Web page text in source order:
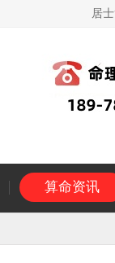
居
算命资讯